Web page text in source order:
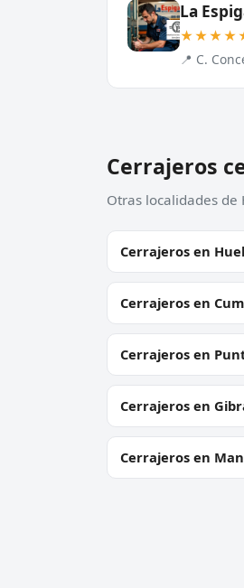
La
📍 C.
Cerrajeros
Otras localidades de
Cerrajeros en
Cerrajeros en
Cerrajeros en
Cerrajeros en
Cerrajeros en